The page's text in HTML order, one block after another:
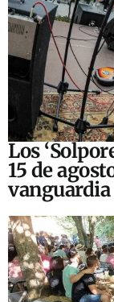
Los
15 de